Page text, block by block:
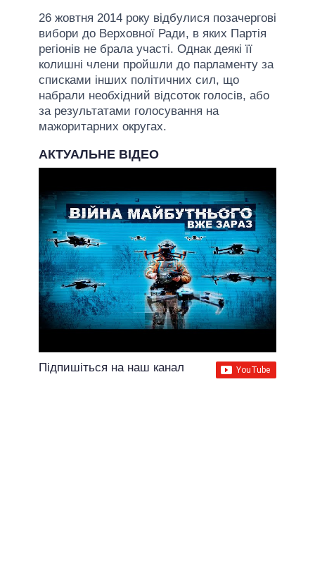
26 жовтня 2014 року відбулися позачергові
вибори до Верховної Ради, в яких Партія
регіонів не брала участі. Однак деякі її
колишні члени пройшли до парламенту за
списками інших політичних сил, що
набрали необхідний відсоток голосів, або
за результатами голосування на
мажоритарних округах.
АКТУАЛЬНЕ ВІДЕО
Підпишіться на наш канал